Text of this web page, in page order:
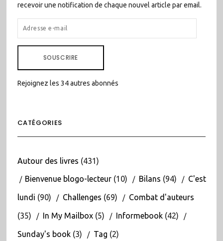
recevoir une notification de chaque nouvel article par email.
ADRESSE
E-
SOUSCRIRE
Rejoignez les 34 autres abonnés
CATÉGORIES
Autour des livres (431)
Bienvenue blogo-lecteur(10) Bilans (94) C'est
lundi (90) Challenges (69) Combat d'auteurs
(35) In My Mailbox(5) Informebook(42)
Sunday's book(3) Tag (2)